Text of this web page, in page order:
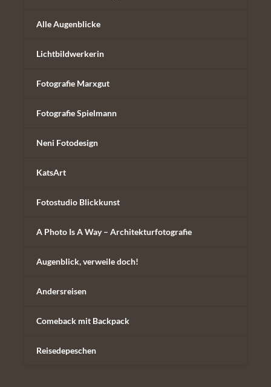
Alle Augenblicke
Lichtbildwerkerin
Fotografie Marxgut
Fotografie Spielmann
Neni Fotodesign
KatsArt
Fotostudio Blickkunst
A Photo Is A Way – Architekturfotografie
Augenblick, verweile doch!
Andersreisen
Comeback mit Backpack
Reisedepeschen